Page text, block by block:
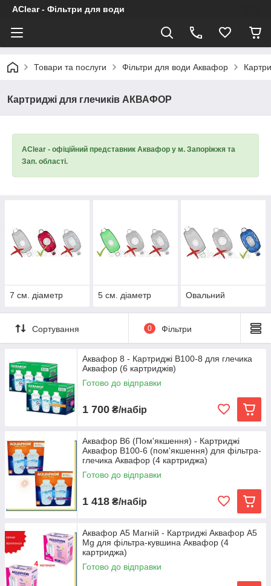
AClear - Фільтри для води
Товари та послуги Фільтри для води Аквафор
Картриджі для глечиків АКВАФОР
AClear - офіційний представник Аквафор у м. Запоріжжя та
Зап. області.
7 см. діаметр 5 см. діаметр Овальний
Сортування 0 Фільтри
Аквафор 8 - Картриджі В100-8 для глечика
Аквафор (6 картриджів)
Готово до відправки
1 700 ₴/набір
Аквафор В6 (Пом'якшення) - Картриджі
Аквафор В100-6 (пом'якшення) для фільтра-
глечика Аквафор (4 картриджа)
Готово до відправки
1 418 ₴/набір
Аквафор A5 Магній - Картриджі Аквафор A5
Mg для фільтра-кувшина Аквафор (4
картриджа)
Готово до відправки